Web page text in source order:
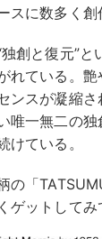
スに数多く創
創と復元”と
ている。艶
ンスが凝縮
唯一無二の
ている。
の「
ゲットしてみ